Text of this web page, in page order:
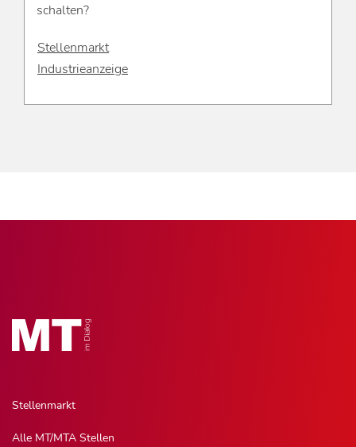
schalten?
Stellenmarkt
Industrieanzeige
Stellenmarkt
Alle MT/MTA Stellen